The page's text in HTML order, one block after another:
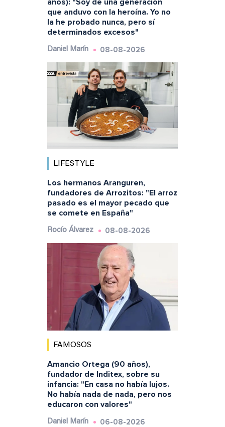
que anduvo con la heroína. Yo no
la he probado nunca, pero sí
determinados excesos"
Daniel Marín 08-08-2026
LIFESTYLE
Los hermanos Aranguren,
fundadores de Arrozitos: "El arroz
pasado es el mayor pecado que
se comete en España"
Rocío Álvarez 08-08-2026
FAMOSOS
Amancio Ortega (90 años),
fundador de Inditex, sobre su
infancia: "En casa no había lujos.
No había nada de nada, pero nos
educaron con valores"
Daniel Marín 06-08-2026